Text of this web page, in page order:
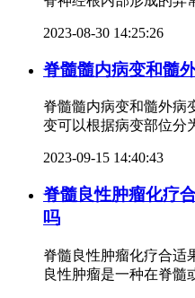
2023-08-30 14:25:26
脊髓髓内病变和髓
脊髓髓内病变和髓外病
变可以根据病变部位分
2023-09-15 14:40:43
脊髓良性肿瘤化疗
吗
脊髓良性肿瘤化疗合适
良性肿瘤是一种在脊髓